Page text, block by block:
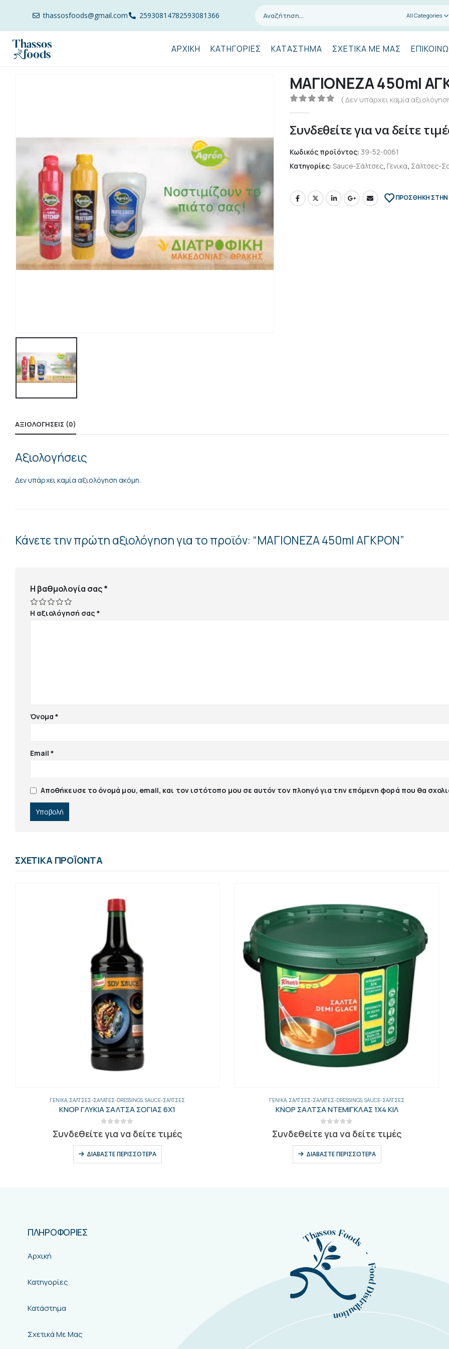
thassosfoods@gmail.com 25930814782593081366 All Categories
ΑΡΧΙΚΉ ΚΑΤΗΓΟΡΊΕΣ ΚΑΤΆΣΤΗΜΑ ΣΧΕΤΙΚΆ ΜΕ ΜΑΣ
ΜΑΓΙΟΝΕΖΑ 450ml
( Δεν υπάρχει καμία
Συνδεθείτε για να δείτε
Κωδικός προϊόντος: 39-52-0061
Κατηγορίες: Sauce-Σάλτσες, Γενικα, Σάλτσες-
ΠΡΌΣΘΉΚΗ ΣΤΗΝ
ΑΞΙΟΛΟΓΉΣΕΙΣ (0)
Αξιολογήσεις
Δεν υπάρχει καμία αξιολόγηση ακόμη.
Κάνετε την πρώτη αξιολόγηση για το προϊόν: “ΜΑΓΙΟΝΕΖΑ 450ml ΑΓΚΡΟΝ”
Η βαθμολογία σας*
Η αξιολόγησή σας*
Όνομα*
Email*
Αποθήκευσε το όνομά μου, email, και τον ιστότοπο μου σε αυτόν τον πλοηγό για την επόμενη φορά που θα
ΣΧΕΤΙΚΆ ΠΡΟΪΌΝΤΑ
ΓΕΝΙΚΑ ΣΆΛΤΣΕΣ-ΣΑΛΆΤΕΣ-DRESSINGS SAUCE-ΣΆΛΤΣΕΣ
ΚΝΟΡ ΣΑΛΤΣΑ ΝΤΕΜΙΓΚΛΑΣ 1Χ4 ΚΙΛ
Συνδεθείτε για να δείτε τιμές
ΔΙΑΒΆΣΤΕ ΠΕΡΙΣΣΌΤΕΡΑ
SAUCE-ΣΆΛΤΣΕΣ,ΓΕΝΙΚΑ,ΣΆΛΤΣΕΣ-ΣΑΛΆΤΕΣ-DRESSINGS
ΚΝΟΡ ΣΑΛΤΣΑ ΠΙΠΕΡΙΟΥ 6Χ1200 ΓΡ
Συνδεθείτε για να δείτε τιμές
ΔΙΑΒΆΣΤΕ ΠΕΡΙΣΣΌΤΕΡΑ
ΠΛΗΡΟΦΟΡΙΕΣ
Αρχική
Κατηγορίες
Κατάστημα
Σχετικά Με Μας